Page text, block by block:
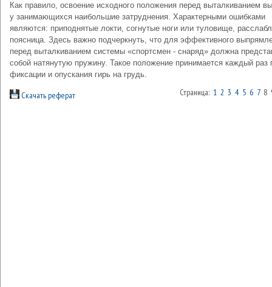
Как правило, освоение исходного положения перед выталкиванием
у занимающихся наибольшие затруднения. Характерными ошибками
являются: приподнятые локти, согнутые ноги или туловище,
поясница. Здесь важно подчеркнуть, что для эффективного
перед выталки­ванием системы «спортсмен - снаряд» должна
собой натянутую пружину. Такое положение принимается каждый раз
фиксации и опускания гирь на грудь.
Скачать реферат Страница: 1 2 3 4 5 6 78